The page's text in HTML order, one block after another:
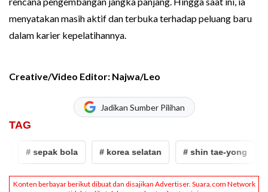
menyatakan masih aktif dan terbuka terhadap peluang baru
dalam karier kepelatihannya.
Creative/Video Editor: Najwa/Leo
Jadikan Sumber Pilihan
TAG
# sepak bola # korea selatan # shin tae-yong